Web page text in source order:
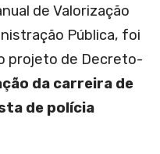
de Valorização
Pública, foi
projeto de Decreto-
da carreira de
de polícia